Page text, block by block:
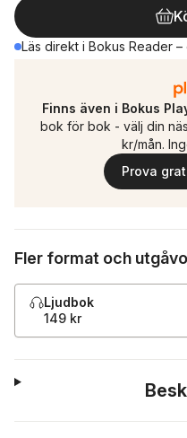
Läs direkt i Bokus Reader
Finns även i Bokus
bok för bok - välj din
kr/mån.
Prova
Fler format och
Ljudbok
149 kr